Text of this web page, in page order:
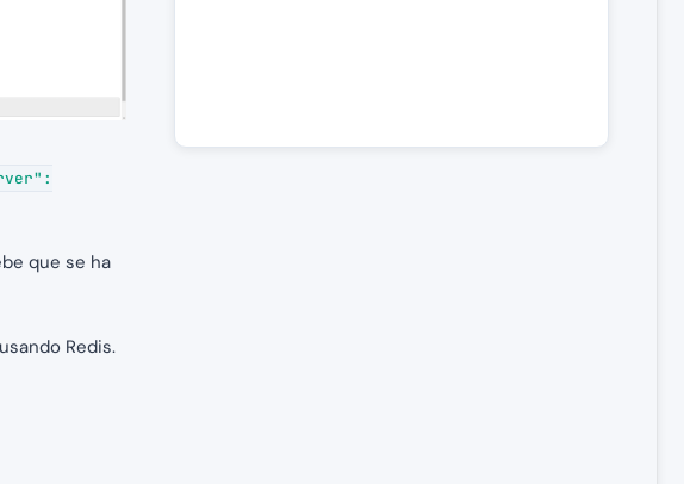
que se ha
Redis.